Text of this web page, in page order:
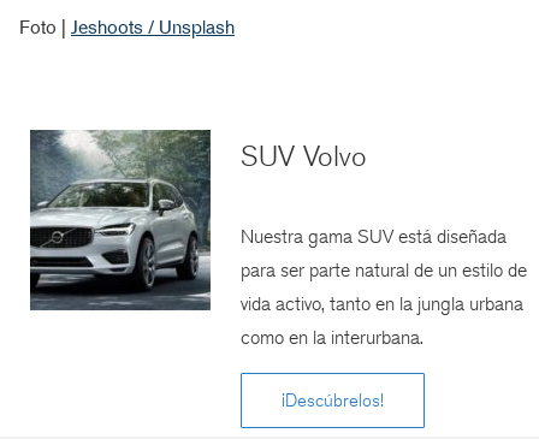
Foto | Jeshoots / Unsplash
SUV Volvo
Nuestra gama SUV está diseñada
para ser parte natural de un estilo de
vida activo, tanto en la jungla urbana
como en la interurbana.
¡Descúbrelos!